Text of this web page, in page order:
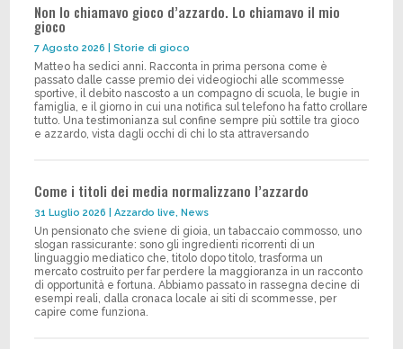
Non lo chiamavo gioco d’azzardo. Lo chiamavo il mio
gioco
7 Agosto 2026 |Storie di gioco
Matteo ha sedici anni. Racconta in prima persona come è
passato dalle casse premio dei videogiochi alle scommesse
sportive, il debito nascosto a un compagno di scuola, le bugie in
famiglia, e il giorno in cui una notifica sul telefono ha fatto crollare
tutto. Una testimonianza sul confine sempre più sottile tra gioco
e azzardo, vista dagli occhi di chi lo sta attraversando
Come i titoli dei media normalizzano l’azzardo
31 Luglio 2026 |Azzardo live,News
Un pensionato che sviene di gioia, un tabaccaio commosso, uno
slogan rassicurante: sono gli ingredienti ricorrenti di un
linguaggio mediatico che, titolo dopo titolo, trasforma un
mercato costruito per far perdere la maggioranza in un racconto
di opportunità e fortuna. Abbiamo passato in rassegna decine di
esempi reali, dalla cronaca locale ai siti di scommesse, per
capire come funziona.